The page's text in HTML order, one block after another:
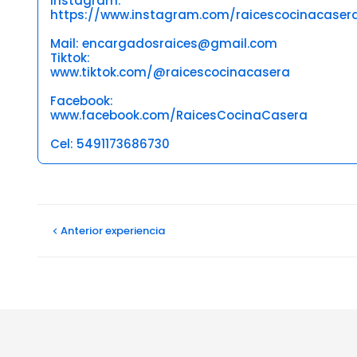
https://www.instagram.com/
Mail: encargadosraices@gmail.com
Tiktok:
www.tiktok.com/@raicescocinacasera
Facebook:
www.facebook.com/RaicesCocinaCasera
Cel: 5491173686730
Anteriorexperiencia